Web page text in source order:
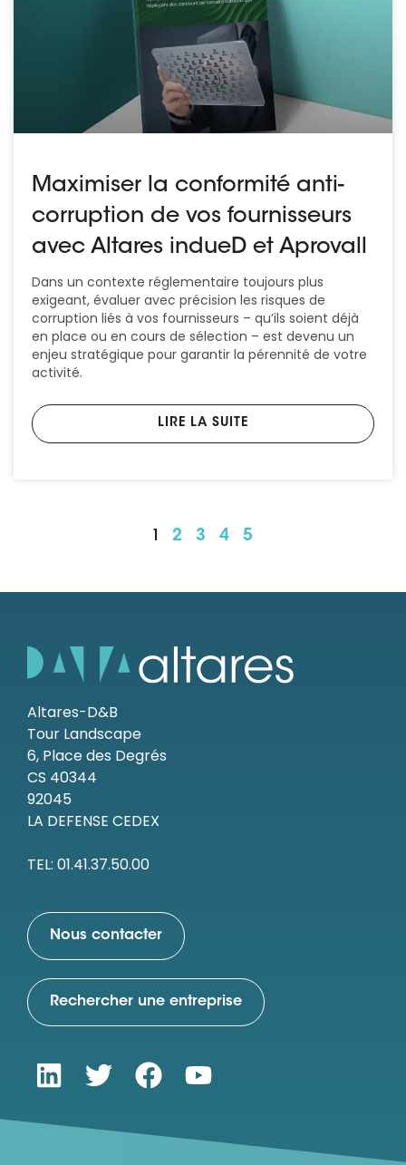
Maximiser la conformité anti-
corruption de vos fournisseurs
avec Altares indueD et Aprovall
Dans un contexte réglementaire toujours plus
exigeant, évaluer avec précision les risques de
corruption liés à vos fournisseurs – qu’ils soient déjà
en place ou en cours de sélection – est devenu un
enjeu stratégique pour garantir la pérennité de votre
activité.
LIRE LA SUITE
1 2 3 4 5
Altares-D&B
Tour Landscape
6, Place des Degrés
CS 40344
92045
LA DEFENSE CEDEX
TEL: 01.41.37.50.00
Nous contacter
Rechercher une entreprise